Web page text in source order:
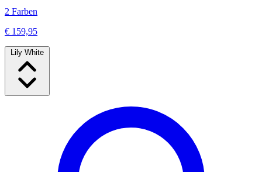
2 Farben
€ 159,95
Lily White